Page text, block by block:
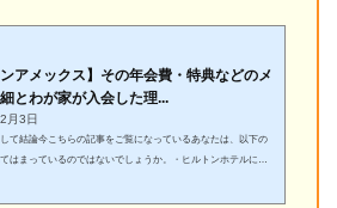
ンアメックス】その年会費・特典などのメ
とわが家が入会した理...
月3日
て結論今こちらの記事をご覧になっているあなたは、以下の
はまっているのではないでしょうか。・ヒルトンホテルに宿